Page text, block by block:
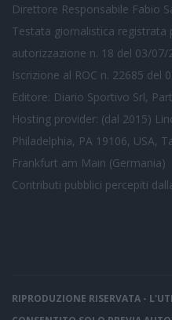
Direttore Responsabile Fabio
Testata giornalistica registrata
autorizzazione n. 18 del 03/07/
Iscrizione al ROC n. 22685 del
Editore: Diario Sportivo Srl,
Hosting provider: (dal 2015)
Philadelphia, PA 19106, USA,
Frankfurt am Main (Germania)
Contributi pubblici percepiti
RIPRODUZIONE RISERVATA -